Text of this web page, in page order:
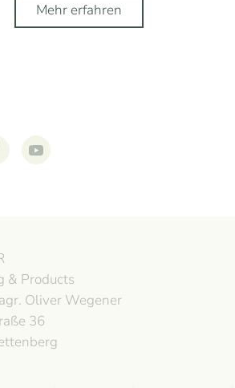
Mehr erfahren
& Products
Oliver Wegener
36